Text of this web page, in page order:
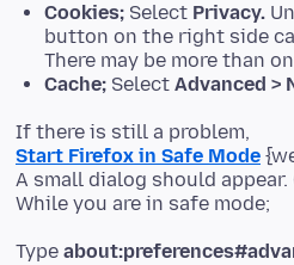
Cookies; Select Privacy.
button on the right side
There may be more than
Cache; Select Advanced >
Start Firefox in Safe Mode
A small dialog should appear.
Type